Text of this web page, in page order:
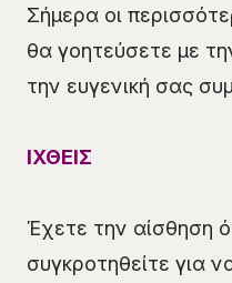
Σήμερα οι
θα γοητεύσετε με
την ευγενική σας
ΙΧΘΕΙΣ
Έχετε την αίσθηση
συγκροτηθείτε για